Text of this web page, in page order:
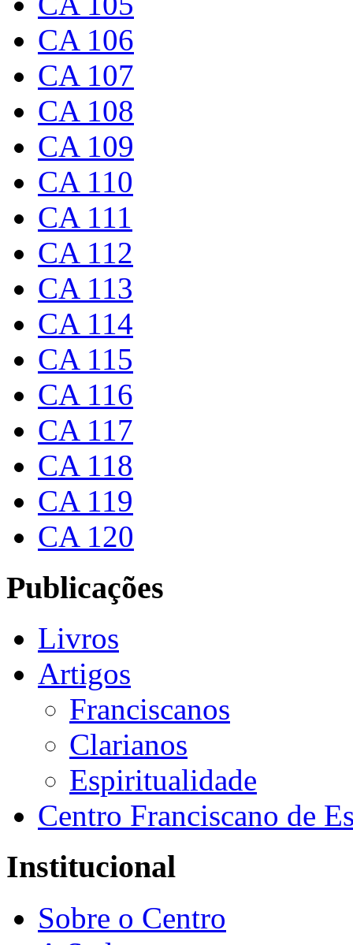
CA 106
CA 107
CA 108
CA 109
CA 110
CA 111
CA 112
CA 113
CA 114
CA 115
CA 116
CA 117
CA 118
CA 119
CA 120
Publicações
Livros
Artigos
Franciscanos
Clarianos
Espiritualidade
Centro Franciscano de
Institucional
Sobre o Centro